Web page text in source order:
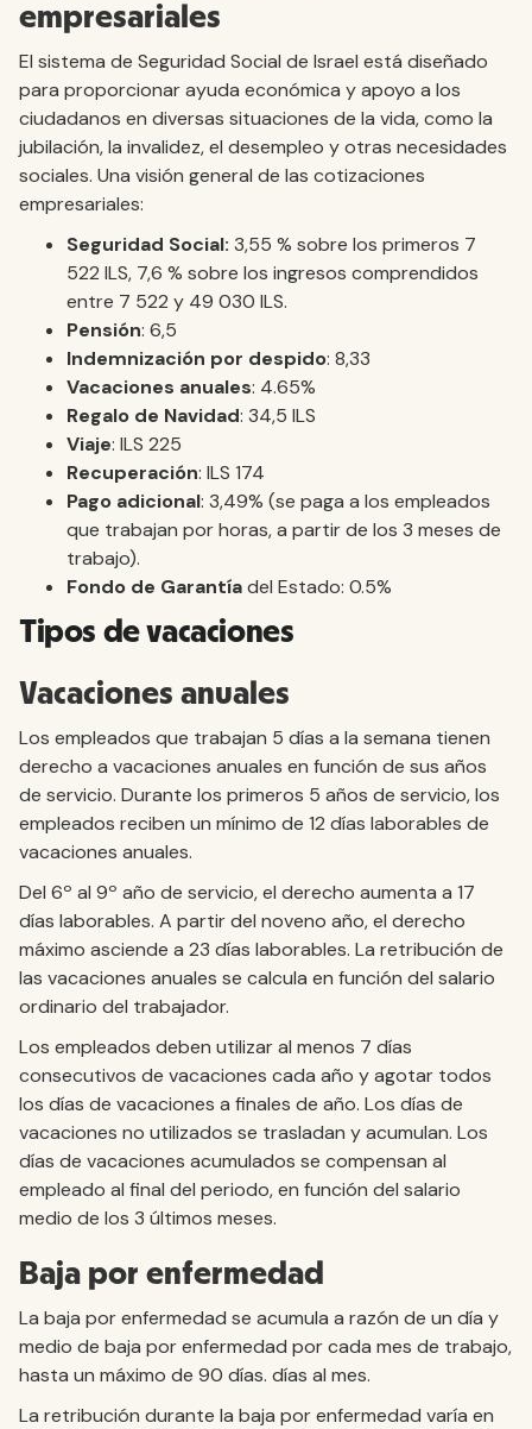
empresariales
El sistema de Seguridad Social de Israel está diseñado
para proporcionar ayuda económica y apoyo a los
ciudadanos en diversas situaciones de la vida, como la
jubilación, la invalidez, el desempleo y otras necesidades
sociales. Una visión general de las cotizaciones
empresariales:
Seguridad Social: 3,55 % sobre los primeros 7
522 ILS, 7,6 % sobre los ingresos comprendidos
entre 7 522 y 49 030 ILS.
Pensión: 6,5
Indemnización por despido: 8,33
Vacaciones anuales: 4.65%
Regalo de Navidad: 34,5 ILS
Viaje: ILS 225
Recuperación: ILS 174
Pago adicional: 3,49% (se paga a los empleados
que trabajan por horas, a partir de los 3 meses de
trabajo).
Fondo de Garantíadel Estado: 0.5%
Tipos de vacaciones
Vacaciones anuales
Los empleados que trabajan 5 días a la semana tienen
derecho a vacaciones anuales en función de sus años
de servicio. Durante los primeros 5 años de servicio, los
empleados reciben un mínimo de 12 días laborables de
vacaciones anuales.
Del 6º al 9º año de servicio, el derecho aumenta a 17
días laborables. A partir del noveno año, el derecho
máximo asciende a 23 días laborables. La retribución de
las vacaciones anuales se calcula en función del salario
ordinario del trabajador.
Los empleados deben utilizar al menos 7 días
consecutivos de vacaciones cada año y agotar todos
los días de vacaciones a finales de año. Los días de
vacaciones no utilizados se trasladan y acumulan. Los
días de vacaciones acumulados se compensan al
empleado al final del periodo, en función del salario
medio de los 3 últimos meses.
Baja por enfermedad
La baja por enfermedad se acumula a razón de un día y
medio de baja por enfermedad por cada mes de trabajo,
hasta un máximo de 90 días. días al mes.
La retribución durante la baja por enfermedad varía en